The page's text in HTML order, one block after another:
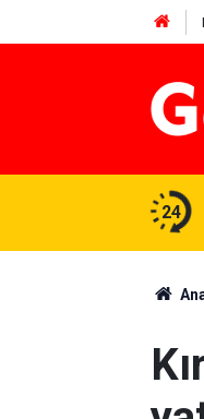
24
Beyaz Listeden aday